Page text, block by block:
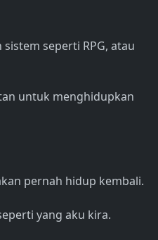
seperti RPG, atau
untuk menghidupkan
pernah hidup kembali.
yang aku kira.